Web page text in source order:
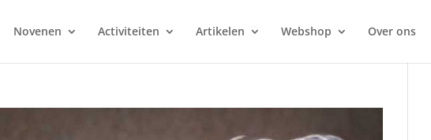
Novenen Activiteiten Artikelen Webshop Over ons